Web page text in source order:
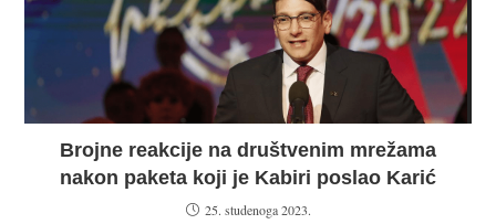
Brojne reakcije na društvenim mrežama
nakon paketa koji je Kabiri poslao Karić
25. studenoga 2023.